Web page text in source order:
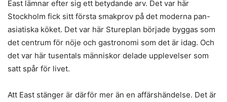
East lämnar efter sig ett betydande arv. Det var här
Stockholm fick sitt första smakprov på det moderna pan-
asiatiska köket. Det var här Stureplan började byggas som
det centrum för nöje och gastronomi som det är idag. Och
det var här tusentals människor delade upplevelser som
satt spår för livet.
Att East stänger är därför mer än en affärshändelse. Det är